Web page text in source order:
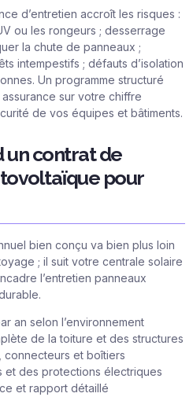
d’entretien accroît les risques :
ou les rongeurs ; desserrage
la chute de panneaux ;
intempestifs ; défauts d’isolation
Un programme structuré
sur votre chiffre
de vos équipes et bâtiments.
un contrat de
pour
bien conçu va bien plus loin
; il suit votre centrale solaire
l’entretien panneaux
an selon l’environnement
de la toiture et des structures
connecteurs et boîtiers
et des protections électriques
et rapport détaillé